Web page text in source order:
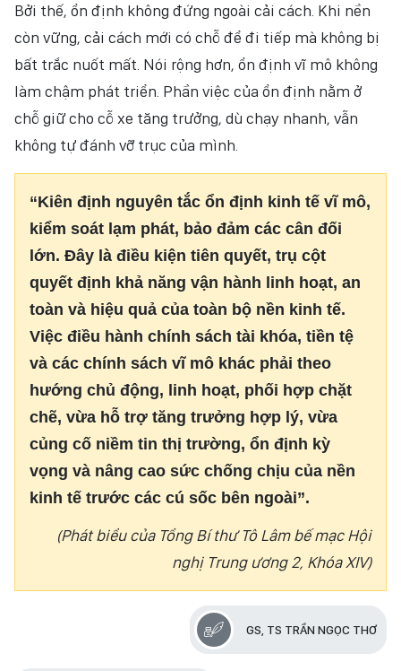
Bởi thế, ổn định không đứng ngoài cải cách. Khi nền
còn vững, cải cách mới có chỗ để đi tiếp mà không bị
bất trắc nuốt mất. Nói rộng hơn, ổn định vĩ mô không
làm chậm phát triển. Phần việc của ổn định nằm ở
chỗ giữ cho cỗ xe tăng trưởng, dù chạy nhanh, vẫn
không tự đánh vỡ trục của mình.
“Kiên định nguyên tắc ổn định kinh tế vĩ mô,
kiểm soát lạm phát, bảo đảm các cân đối
lớn. Đây là điều kiện tiên quyết, trụ cột
quyết định khả năng vận hành linh hoạt, an
toàn và hiệu quả của toàn bộ nền kinh tế.
Việc điều hành chính sách tài khóa, tiền tệ
và các chính sách vĩ mô khác phải theo
hướng chủ động, linh hoạt, phối hợp chặt
chẽ, vừa hỗ trợ tăng trưởng hợp lý, vừa
củng cố niềm tin thị trường, ổn định kỳ
vọng và nâng cao sức chống chịu của nền
kinh tế trước các cú sốc bên ngoài”.
(Phát biểu của Tổng Bí thư Tô Lâm bế mạc Hội
nghị Trung ương 2, Khóa XIV)
GS, TS TRẦN NGỌC THƠ